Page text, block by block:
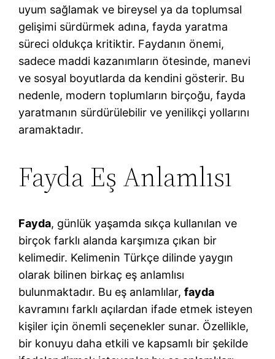
uyum sağlamak ve bireysel ya da toplumsal
gelişimi sürdürmek adına, fayda yaratma
süreci oldukça kritiktir. Faydanın önemi,
sadece maddi kazanımların ötesinde, manevi
ve sosyal boyutlarda da kendini gösterir. Bu
nedenle, modern toplumların birçoğu, fayda
yaratmanın sürdürülebilir ve yenilikçi yollarını
aramaktadır.
Fayda Eş Anlamlısı
Fayda, günlük yaşamda sıkça kullanılan ve
birçok farklı alanda karşımıza çıkan bir
kelimedir. Kelimenin Türkçe dilinde yaygın
olarak bilinen birkaç eş anlamlısı
bulunmaktadır. Bu eş anlamlılar,fayda
kavramını farklı açılardan ifade etmek isteyen
kişiler için önemli seçenekler sunar. Özellikle,
bir konuyu daha etkili ve kapsamlı bir şekilde